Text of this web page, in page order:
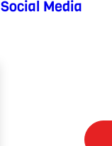
Social Media